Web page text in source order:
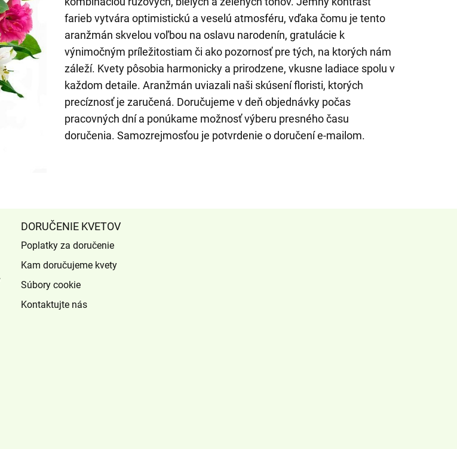
farieb vytvára optimistickú a veselú atmosféru, vďaka čomu je tento
aranžmán skvelou voľbou na oslavu narodenín, gratulácie k
výnimočným príležitostiam či ako pozornosť pre tých, na ktorých nám
záleží. Kvety pôsobia harmonicky a prirodzene, vkusne ladiace spolu v
každom detaile. Aranžmán uviazali naši skúsení floristi, ktorých
precíznosť je zaručená. Doručujeme v deň objednávky počas
pracovných dní a ponúkame možnosť výberu presného času
doručenia. Samozrejmosťou je potvrdenie o doručení e-mailom.
DORUČENIE KVETOV
Poplatky za doručenie
Kam doručujeme kvety
Súbory cookie
Kontaktujte nás